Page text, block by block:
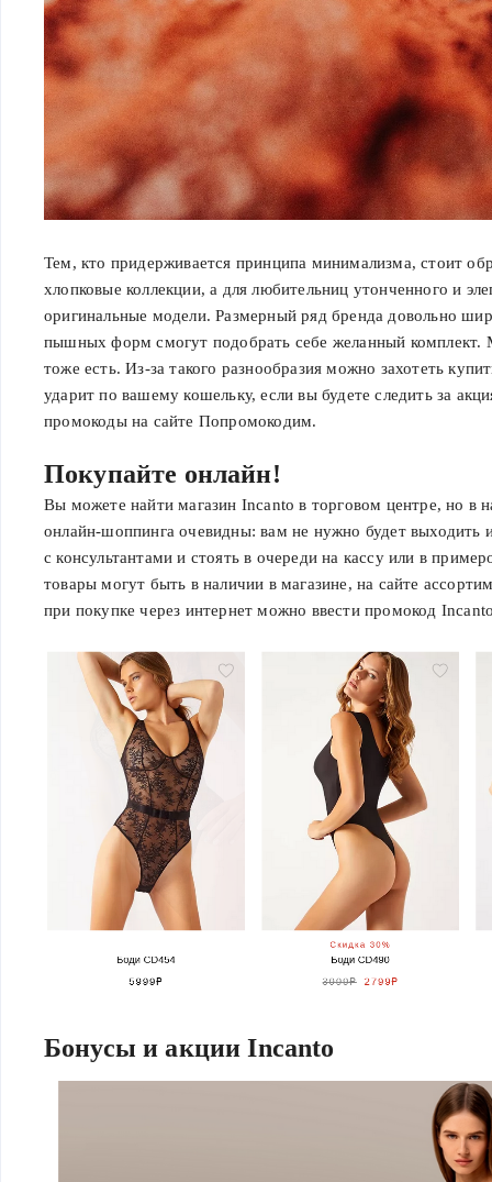
Тем, кто придерживается принципа минимализма, стоит
хлопковые коллекции, а для любительниц утонченного и
оригинальные модели. Размерный ряд бренда довольно
пышных форм смогут подобрать себе желанный комплект.
тоже есть. Из-за такого разнообразия можно захотеть
ударит по вашему кошельку, если вы будете следить за
промокоды на сайте Попромокодим.
Покупайте онлайн!
Вы можете найти магазин Incanto в торговом центре, но в
онлайн-шоппинга очевидны: вам не нужно будет выходить
с консультантами и стоять в очереди на кассу или в
товары могут быть в наличии в магазине, на сайте
при покупке через интернет можно ввести промокод
с примеркой”: можно заказать до 10 вещей, в течение 15
оплатить только то, что вам подошло. Если на товар
Бонусы и акции Incanto